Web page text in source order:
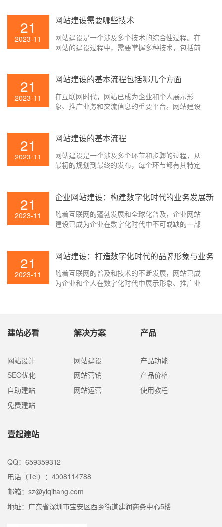
21
2023-11
网站建设需要哪些技术
网站建设是一个涉及多个技术的综合性过程。在
网站的建设过程中，需要掌握多种技术，包括前
21
2023-11
网站建设的基本流程包括哪几个方面
在互联网时代，网站已成为企业和个人展示形
象、推广业务和交流信息的重要平台。网站建设
的基本流程，包括规划、设计、开发、测试和发
布等环节。
21
2023-11
网站建设的基本流程
网站建设是一个涉及多个环节和步骤的过程，从
最初的规划到最终的发布，每个环节都有其特定
节。
21
2023-11
企业网站建设：构建数字化时代的业务发展新
随着互联网的蓬勃发展和全球化普及，企业网站
建设已成为企业在数字化时代中不可或缺的一部
仁沟通交流的平台。
21
2023-11
网站建设：打造数字化时代的品牌形象与业务
随着互联网的普及和技术的不断发展，网站已成
为企业和个人在数字化时代中展示形象、推广业
建站必看
网站设计
SEO优化
自助建站
免费建站
解决方案
网站建设
网站营销
网站运营
产品
产品功能
产品价格
使用教程
壹起建站
QQ：659359312
电话（Tel）：4008114788
邮箱：sz@yiqihang.com
地址：广东省深圳市宝安区西乡街道建润商务中心5楼